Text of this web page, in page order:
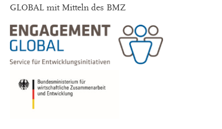
GLOBAL mit Mitteln des BMZ